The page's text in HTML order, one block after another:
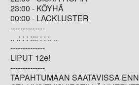
23:00 - KÖYHÄ
00:00 - LACKLUSTER
--------------
.. .: : : :::: : : :. ..
--------------
LIPUT 12e!
--------------
TAPAHTUMAAN SAATAVISSA